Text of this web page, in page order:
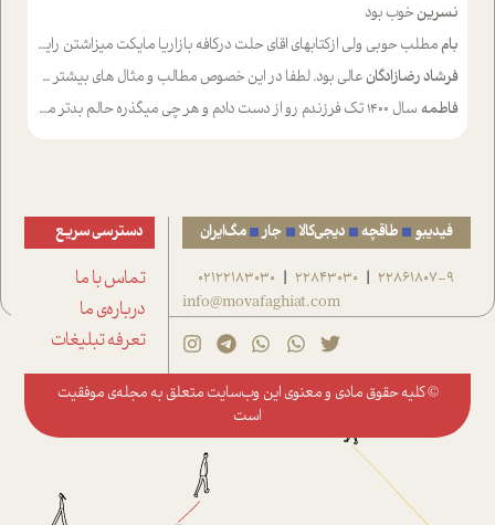
نسرینخوب بود
بام مطلب حوبی ولی ازکتابهای اقای حلت درکافه بازاریا مایکت میزاشتن رایگان خوب بود ولی هرکدام خلاصه شده ش تومجله از طریق سایت هم خوبه اینکه درزیر اخرصفحه گذاشته شده خب ادم خبره میره نصب میکنه میخونه ولی هرکسی گوشیش ظرفیتش نداره باتشکر
فرشاد رضازادگان عالی بود. لطفا در این خصوص مطالب و مثال های بیشتر ی ارایه دهید
فاطمه سال ۱۴۰۰ تک فرزندم رو از دست دادم و هر چی میگذره حالم بدتر میشه و دلتنگتر تنایی رو ترجیح دادم و معاشرت برام سخت شده
فیدیبو طاقچه دیجی‌کالا جار مگ‌ایران
22861807-9
|
22843030
|
02122183030
info@movafaghiat.com
دسترسی سریع
تماس با ما
درباره‌ی ما
تعرفه تبلیغات
© کلیه حقوق مادی و معنوی این وب‌سایت متعلق به مجله‌ی موفقیت
است